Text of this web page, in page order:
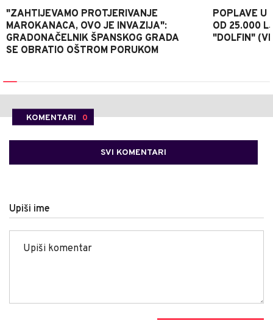
"ZAHTIJEVAMO PROTJERIVANJE
MAROKANACA, OVO JE INVAZIJA":
GRADONAČELNIK ŠPANSKOG GRADA
SE OBRATIO OŠTROM PORUKOM
POPLAVE U
OD 25.000
"DOLFIN"
KOMENTARI 0
SVI KOMENTARI
Upiši ime